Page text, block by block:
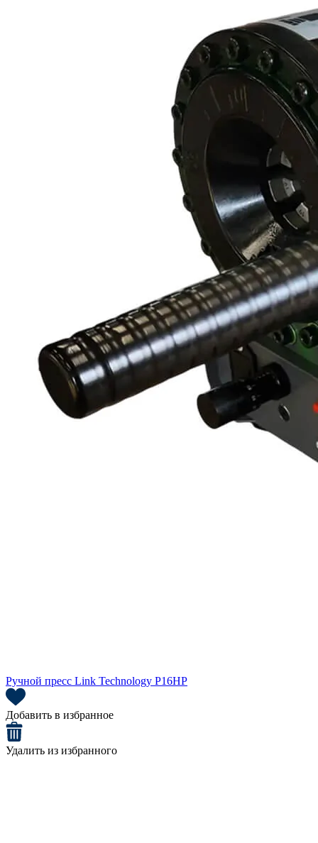
Ручной пресс Link Technology P16HP
Добавить в избранное
Удалить из избранного